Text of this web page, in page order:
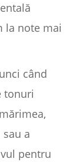
la note mai
când
tonuri
a
pentru